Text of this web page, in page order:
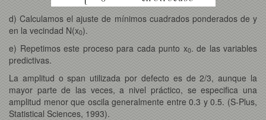
d) Calculamos el ajuste de mínimos cuadrados ponderados de y
en la vecindad N(x0).
e) Repetimos este proceso para cada punto x0. de las variables
predictivas.
La amplitud o span utilizada por defecto es de 2/3, aunque la
mayor parte de las veces, a nivel práctico, se especifica una
amplitud menor que oscila generalmente entre 0.3 y 0.5. (S-Plus,
Statistical Sciences, 1993).